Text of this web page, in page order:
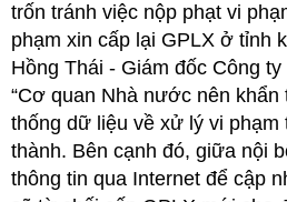
trốn tránh việc nộp phạt vi
phạm xin cấp lại GPLX ở tỉnh
Hồng Thái - Giám đốc Công
“Cơ quan Nhà nước nên
thống dữ liệu về xử lý vi
thành. Bên cạnh đó, giữa nội
thông tin qua Internet để cập